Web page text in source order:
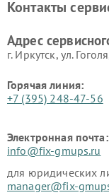
Контакты
Адрес
г. Иркутск, ул.
Горячая линия:
+7 (395) 248-47-56
Электронная почта:
info@fix-gmups.ru
для юридических
manager@fix-